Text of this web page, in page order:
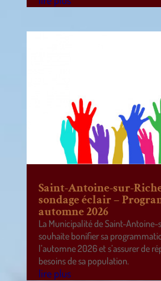
Saint-Antoine-sur-
sondage éclair –
automne 2026
La Municipalité de Saint-Antoine-
souhaite bonifier sa
l’automne 2026 et s’assurer de
besoins de sa population.
lire plus